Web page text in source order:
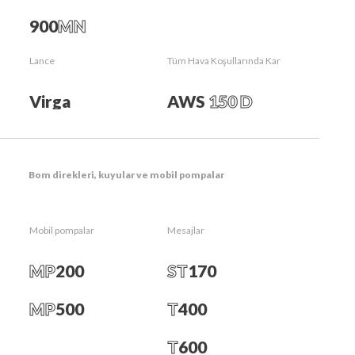
900MN
Lance
Virga
Tüm Hava Koşullarında Kar
AWS 150 D
Bom direkleri, kuyular ve mobil pompalar
Mobil pompalar
MP200
MP500
Mesajlar
ST170
T400
T600
anda işe alım yapıyoruz:
Başvurular (CV) şu adrese gönderilmelidir: